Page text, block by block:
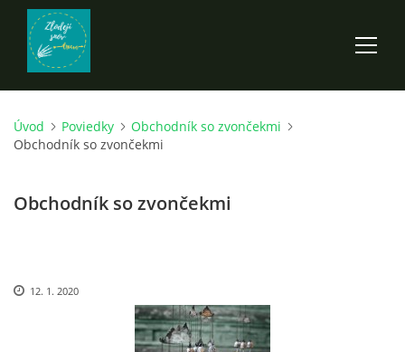
ÚVOD
Úvod Poviedky
Obchodník so zvončekmi
Obchodník so zvončekmi
Obchodník so zvončekmi
12. 1. 2020